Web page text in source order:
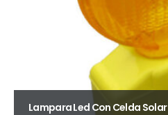
Lampara Led Con Celda Solar